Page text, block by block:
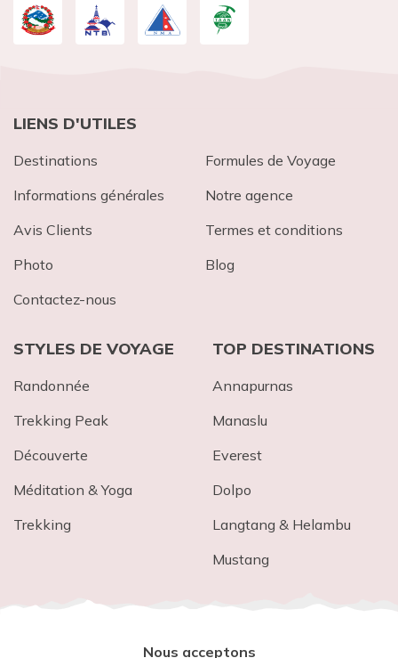
LIENS D'UTILES
Destinations
Formules de Voyage
Informations générales
Notre agence
Avis Clients
Termes et conditions
Photo
Blog
Contactez-nous
STYLES DE VOYAGE
Randonnée
Trekking Peak
Découverte
Méditation & Yoga
Trekking
TOP DESTINATIONS
Annapurnas
Mana​slu
Everest
Dolpo
Langtang & Helambu
Mustang
Nous acceptons